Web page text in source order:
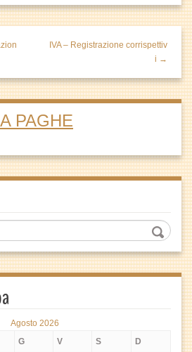
IVA – Registrazione corrispettiv
i →
PAGHE
Agosto 2026
G V S D